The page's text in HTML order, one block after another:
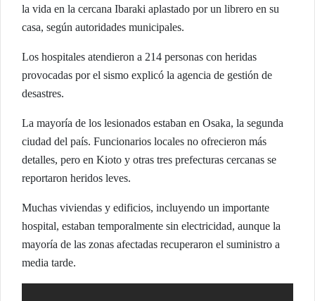
la vida en la cercana Ibaraki aplastado por un librero en su
casa, según autoridades municipales.
Los hospitales atendieron a 214 personas con heridas
provocadas por el sismo explicó la agencia de gestión de
desastres.
La mayoría de los lesionados estaban en Osaka, la segunda
ciudad del país. Funcionarios locales no ofrecieron más
detalles, pero en Kioto y otras tres prefecturas cercanas se
reportaron heridos leves.
Muchas viviendas y edificios, incluyendo un importante
hospital, estaban temporalmente sin electricidad, aunque la
mayoría de las zonas afectadas recuperaron el suministro a
media tarde.